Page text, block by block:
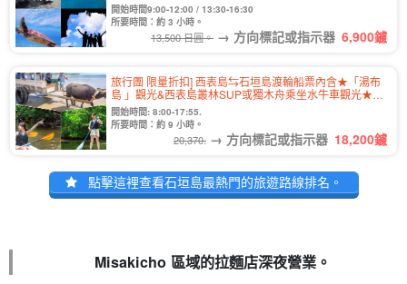
開始時間9:00-12:00 / 13:30-16:30
所要時間：約 3 小時。
13,500 日圓。 → 方向標記或指示器 6,900鑢
旅行團 限量折扣] 西表島⇆石垣島渡輪船票內含★「湯布
島 」觀光&西表島叢林SUP或獨木舟乘坐水牛車觀光★免
費照片 (No.546)
開始時間: 8:00-17:55.
所要時間：約 9 小時。
20,370. → 方向標記或指示器 18,200鑢
點擊這裡查看石垣島最熱門的旅遊路線排名。
Misakicho 區域的拉麵店深夜營業。